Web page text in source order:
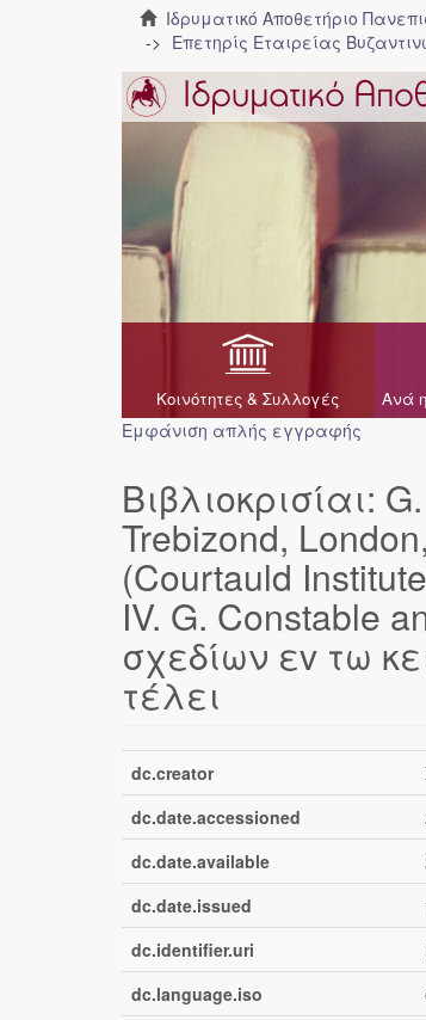
Ιδρυματικό Αποθετήριο
Επετηρίς Εταιρείας
Κοινότητες & Συλλογές Ανά
Εμφάνιση απλής εγγραφής
Βιβλιοκρισίαι:
Trebizond,
(Courtauld
IV. G. Constable
σχεδίων εv τω
τέλει
dc.creator
dc.date.accessioned
dc.date.available
dc.date.issued
dc.identifier.uri
dc.language.iso